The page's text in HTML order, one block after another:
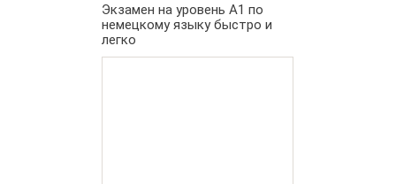
Экзамен на уровень А1 по
немецкому языку быстро и
легко